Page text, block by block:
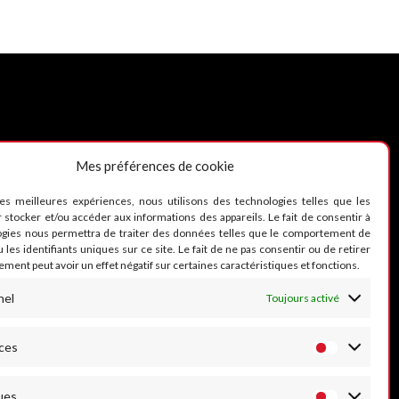
Mes préférences de cookie
meilleures expériences, nous utilisons des technologies telles que les
stocker et/ou accéder aux informations des appareils. Le fait de consentir à
nous permettra de traiter des données telles que le comportement de
les identifiants uniques sur ce site. Le fait de ne pas consentir ou de retirer
peut avoir un effet négatif sur certaines caractéristiques et fonctions.
Toujours activé